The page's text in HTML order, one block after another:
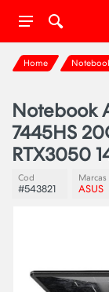
Home
Notebook
7445HS
RTX3050
Cod
#543821
Marcas
ASUS